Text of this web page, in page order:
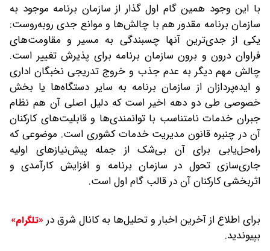
با این وجود همین گام اول گذار از سازمان برنامه موجود به
سازمان برنامه مقدور هم با چالش‌ها و موانع جدی روبه‌روست:
یکی از جدی‌ترین آنها چسبندگی به مسیر و مقاومت‌های
فراوان درون و برون سازمان برنامه برای پذیرش تغییر است.
چالش مهم دیگر به عدم جذب و خروج تدریجی نخبگان اداری
و ایده‌پردازان از سازمان برنامه به سایر دستگاه‌ها یا بخش
خصوصی طی دو دهه اخیر است که دلیل اصلی آن هم نظام
جبران خدمات نامتناسب با توانمندی‌ها و قابلیت‌های کارکنان
آن در چنبره قانون مدیریت خدمات کشوری است. موضوعی که
راه‌حل‌یابی برای آن بی‌شک از جمله پیش‌نیازهای اولیه
جاری‌سازی تحول در سازمان برنامه و افزایش کارآمدی و
اثربخشی کارکنان آن در قالب گام اول است.
برای اطلاع از آخرین اخبار و تحلیل‌ها به کانال شرق در «تلگرام»
بپیوندید.